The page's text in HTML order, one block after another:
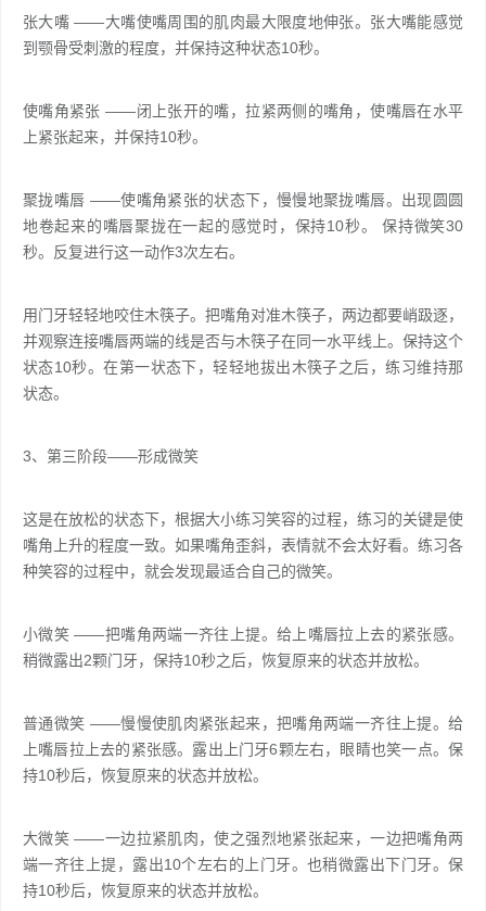
张大嘴 ——大嘴使嘴周围的肌肉最大限度地伸张。张大嘴能感觉
到颚骨受刺激的程度，并保持这种状态10秒。
使嘴角紧张 ——闭上张开的嘴，拉紧两侧的嘴角，使嘴唇在水平
上紧张起来，并保持10秒。
聚拢嘴唇 ——使嘴角紧张的状态下，慢慢地聚拢嘴唇。出现圆圆
地卷起来的嘴唇聚拢在一起的感觉时，保持10秒。 保持微笑30
秒。反复进行这一动作3次左右。
用门牙轻轻地咬住木筷子。把嘴角对准木筷子，两边都要峭趿逐，
并观察连接嘴唇两端的线是否与木筷子在同一水平线上。保持这个
状态10秒。在第一状态下，轻轻地拔出木筷子之后，练习维持那
状态。
3、第三阶段——形成微笑
这是在放松的状态下，根据大小练习笑容的过程，练习的关键是使
嘴角上升的程度一致。如果嘴角歪斜，表情就不会太好看。练习各
种笑容的过程中，就会发现最适合自己的微笑。
小微笑 ——把嘴角两端一齐往上提。给上嘴唇拉上去的紧张感。
稍微露出2颗门牙，保持10秒之后，恢复原来的状态并放松。
普通微笑 ——慢慢使肌肉紧张起来，把嘴角两端一齐往上提。给
上嘴唇拉上去的紧张感。露出上门牙6颗左右，眼睛也笑一点。保
持10秒后，恢复原来的状态并放松。
大微笑 ——一边拉紧肌肉，使之强烈地紧张起来，一边把嘴角两
端一齐往上提，露出10个左右的上门牙。也稍微露出下门牙。保
持10秒后，恢复原来的状态并放松。